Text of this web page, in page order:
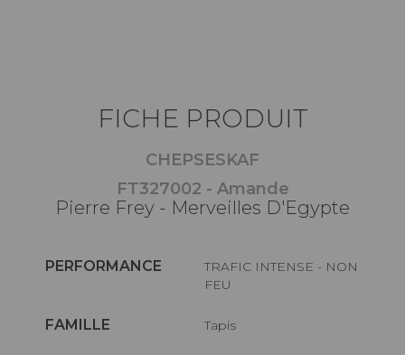
FICHE PRODUIT
CHEPSESKAF
FT327002 - Amande
Pierre Frey - Merveilles D'Egypte
PERFORMANCE
TRAFIC INTENSE - NON
FEU
FAMILLE Tapis